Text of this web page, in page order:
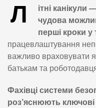
Л
ітні
чудова
перші кроки у
працевлаштування
важливо враховувати
батькам та
Фахівці системи
роз’яснюють ключові